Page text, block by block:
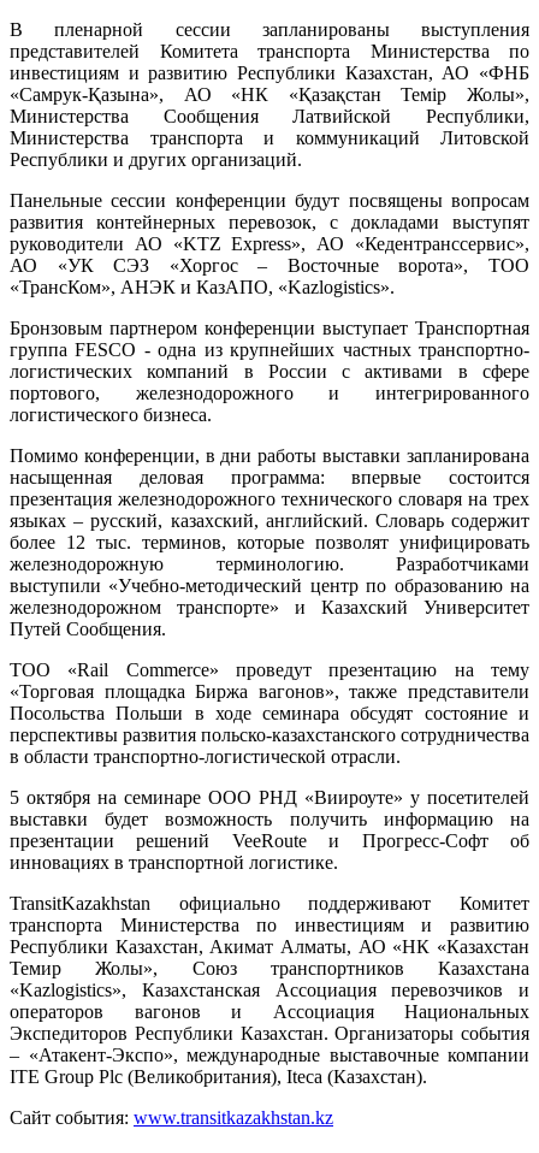
В пленарной сессии запланированы выступления
представителей Комитета транспорта Министерства по
инвестициям и развитию Республики Казахстан, АО «ФНБ
«Самрук-Қазына», АО «НК «Қазақстан Темір Жолы»,
Министерства Сообщения Латвийской Республики,
Министерства транспорта и коммуникаций Литовской
Республики и других организаций.
Панельные сессии конференции будут посвящены вопросам
развития контейнерных перевозок, с докладами выступят
руководители АО «KTZ Express», АО «Кедентранссервис»,
АО «УК СЭЗ «Хоргос – Восточные ворота», ТОО
«ТрансКом», АНЭК и КазАПО, «Kazlogistics».
Бронзовым партнером конференции выступает Транспортная
группа FESCO - одна из крупнейших частных транспортно-
логистических компаний в России с активами в сфере
портового, железнодорожного и интегрированного
логистического бизнеса.
Помимо конференции, в дни работы выставки запланирована
насыщенная деловая программа: впервые состоится
презентация железнодорожного технического словаря на трех
языках – русский, казахский, английский. Словарь содержит
более 12 тыс. терминов, которые позволят унифицировать
железнодорожную терминологию. Разработчиками
выступили «Учебно-методический центр по образованию на
железнодорожном транспорте» и Казахский Университет
Путей Сообщения.
ТОО «Rail Commerce» проведут презентацию на тему
«Торговая площадка Биржа вагонов», также представители
Посольства Польши в ходе семинара обсудят состояние и
перспективы развития польско-казахстанского сотрудничества
в области транспортно-логистической отрасли.
5 октября на семинаре ООО РНД «Виироуте» у посетителей
выставки будет возможность получить информацию на
презентации решений VeeRoute и Прогресс-Софт об
инновациях в транспортной логистике.
TransitKazakhstan официально поддерживают Комитет
транспорта Министерства по инвестициям и развитию
Республики Казахстан, Акимат Алматы, АО «НК «Казахстан
Темир Жолы», Союз транспортников Казахстана
«Kazlogistics», Казахстанская Ассоциация перевозчиков и
операторов вагонов и Ассоциация Национальных
Экспедиторов Республики Казахстан. Организаторы события
– «Атакент-Экспо», международные выставочные компании
ITE Group Plc (Великобритания), Iteca (Казахстан).
Сайт события: www.transitkazakhstan.kz